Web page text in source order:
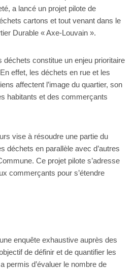
a lancé un projet pilote de
cartons et tout venant dans le
Durable « Axe-Louvain ».
déchets constitue un enjeu prioritaire
effet, les déchets en rue et les
affectent l’image du quartier, son
habitants et des commerçants
vise à résoudre une partie du
déchets en parallèle avec d’autres
Ce projet pilote s’adresse
commerçants pour s’étendre
enquête exhaustive auprès des
de définir et de quantifier les
permis d’évaluer le nombre de